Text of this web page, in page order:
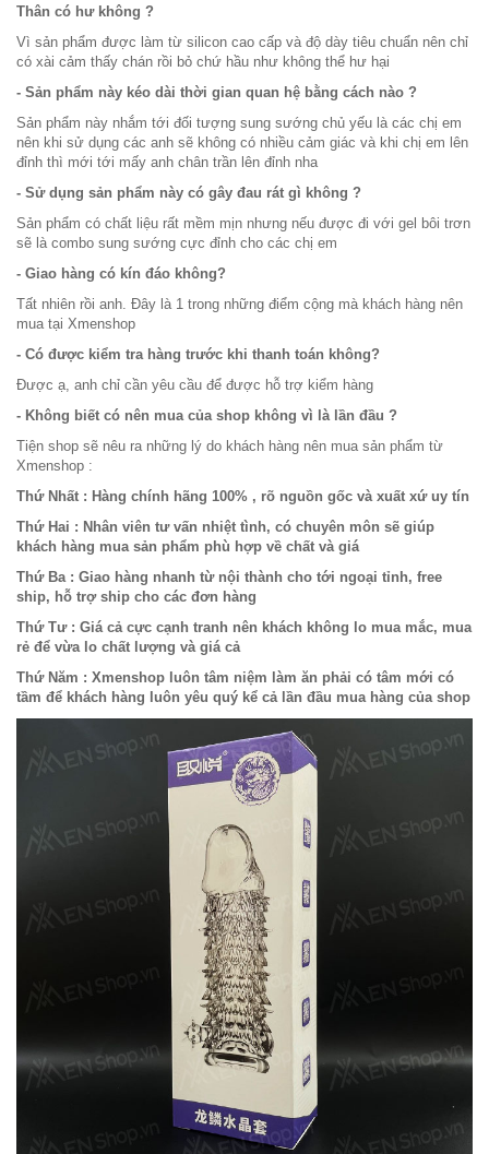
Thân có hư không ?
Vì sản phẩm được làm từ silicon cao cấp và độ dày tiêu chuẩn nên chỉ
có xài cảm thấy chán rồi bỏ chứ hầu như không thể hư hại
- Sản phẩm này kéo dài thời gian quan hệ bằng cách nào ?
Sản phẩm này nhắm tới đối tượng sung sướng chủ yếu là các chị em
nên khi sử dụng các anh sẽ không có nhiều cảm giác và khi chị em lên
đỉnh thì mới tới mấy anh chân trần lên đỉnh nha
- Sử dụng sản phẩm này có gây đau rát gì không ?
Sản phẩm có chất liệu rất mềm mịn nhưng nếu được đi với gel bôi trơn
sẽ là combo sung sướng cực đỉnh cho các chị em
- Giao hàng có kín đáo không?
Tất nhiên rồi anh. Đây là 1 trong những điểm cộng mà khách hàng nên
mua tại Xmenshop
- Có được kiểm tra hàng trước khi thanh toán không?
Được ạ, anh chỉ cần yêu cầu để được hỗ trợ kiểm hàng
- Không biết có nên mua của shop không vì là lần đầu ?
Tiện shop sẽ nêu ra những lý do khách hàng nên mua sản phẩm từ
Xmenshop :
Thứ Nhất : Hàng chính hãng 100% , rõ nguồn gốc và xuất xứ uy tín
Thứ Hai : Nhân viên tư vấn nhiệt tình, có chuyên môn sẽ giúp
khách hàng mua sản phẩm phù hợp về chất và giá
Thứ Ba : Giao hàng nhanh từ nội thành cho tới ngoại tỉnh, free
ship, hỗ trợ ship cho các đơn hàng
Thứ Tư : Giá cả cực cạnh tranh nên khách không lo mua mắc, mua
rẻ để vừa lo chất lượng và giá cả
Thứ Năm : Xmenshop luôn tâm niệm làm ăn phải có tâm mới có
tầm để khách hàng luôn yêu quý kể cả lần đầu mua hàng của shop